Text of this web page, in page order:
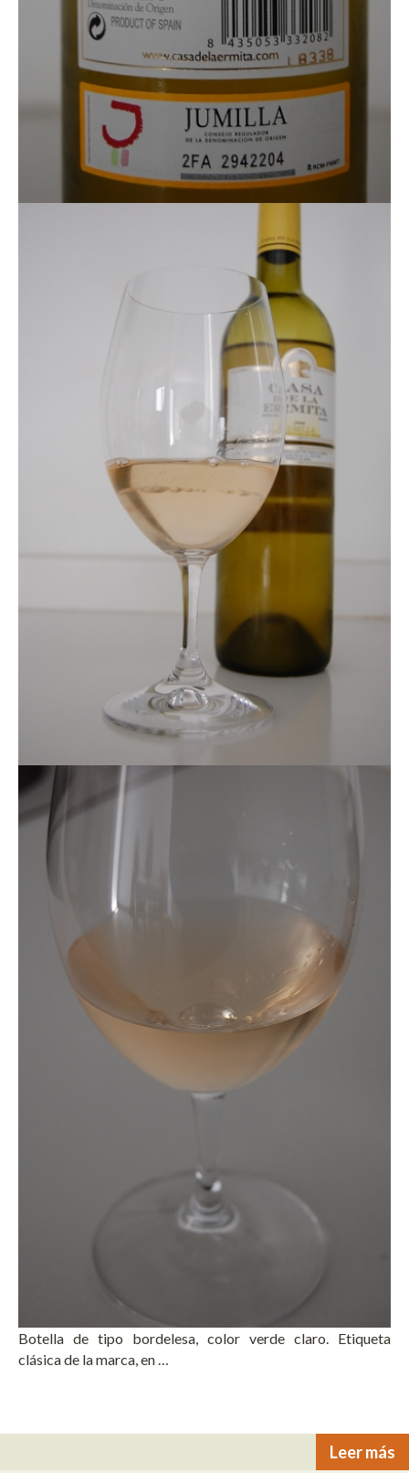
Botella de tipo bordelesa, color verde claro. Etiqueta
clásica de la marca, en …
Leer más